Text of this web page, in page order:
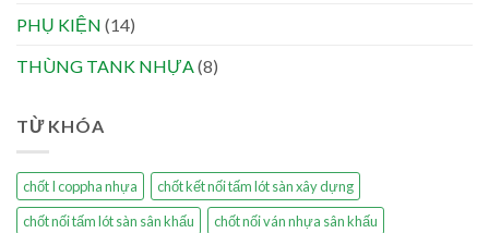
PHỤ KIỆN (14)
THÙNG TANK NHỰA(8)
TỪ KHÓA
chốt I coppha nhựa
chốt kết nối tấm lót sàn xây dựng
chốt nối tấm lót sàn sân khấu
chốt nối ván nhựa sân khấu